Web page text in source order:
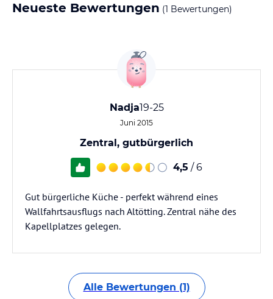
Neueste Bewertungen (1 Bewertungen)
Nadja19-25
Juni 2015
Zentral, gutbürgerlich
4,5 / 6
Gut bürgerliche Küche - perfekt während eines
Wallfahrtsausflugs nach Altötting. Zentral nähe des
Kapellplatzes gelegen.
Alle Bewertungen (1)